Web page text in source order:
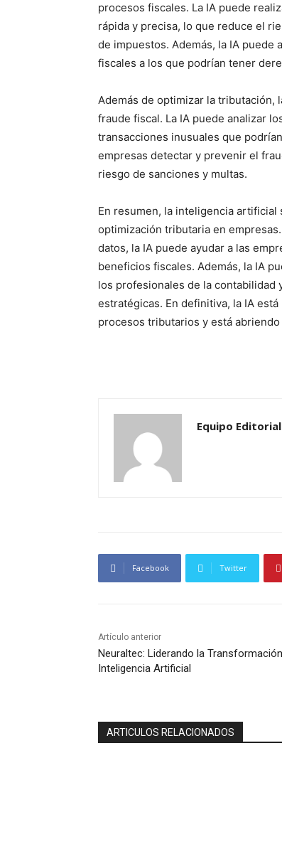
procesos fiscales. La IA puede
rápida y precisa, lo que reduce el
de impuestos. Además, la IA puede
fiscales a los que podrían tener
Además de optimizar la tributación,
fraude fiscal. La IA puede analizar
transacciones inusuales que
empresas detectar y prevenir el
riesgo de sanciones y multas.
En resumen, la inteligencia
optimización tributaria en
datos, la IA puede ayudar a las
beneficios fiscales. Además, la IA
los profesionales de la contabilidad
estratégicas. En definitiva, la IA
procesos tributarios y está
Equipo Editorial
Facebook Twitter
Artículo anterior
Neuraltec: Liderando la
Inteligencia Artificial
ARTICULOS RELACIONADOS